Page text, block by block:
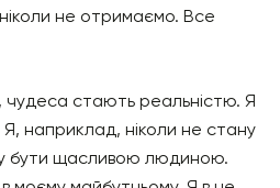
не отримаємо. Все
чудеса стають реальністю. Я
наприклад, ніколи не стану
бути щасливою людиною.